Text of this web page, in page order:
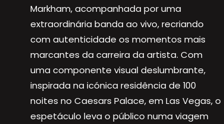
Markham, acompanhada por uma
extraordinária banda ao vivo, recriando
com autenticidade os momentos mais
marcantes da carreira da artista. Com
uma componente visual deslumbrante,
inspirada na icónica residência de 100
noites no Caesars Palace, em Las Vegas, o
espetáculo leva o público numa viagem